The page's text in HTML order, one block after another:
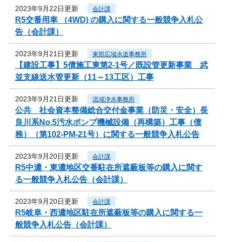
2023年9月22日更新 会計課
R5交番用車 （4WD) の購入に関する一般競争入札公
告（会計課）
2023年9月21日更新 東部広域水道事務所
【建設工事】5債施工東第2-1号／既設管更新事業 武
並支線送水管更新（11～13工区）工事
2023年9月21日更新 流域浄水事務所
公共 社会資本整備総合交付金事業（防災・安全）長
良川系No.5汚水ポンプ機械設備（再構築）工事（債
務）（第102-PM-21号）に関する一般競争入札公告
2023年9月20日更新 会計課
R5中濃・東濃地区交番駐在所遮蔽板等の購入に関す
る一般競争入札公告（会計課）
2023年9月20日更新 会計課
R5岐阜・西濃地区駐在所遮蔽板等の購入に関する一
般競争入札公告（会計課）